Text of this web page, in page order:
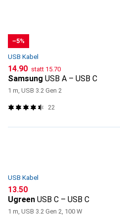
−5%
USB Kabel
CHF
14.90 statt CHF
15.70
Samsung USB A – USB C
1 m, USB 3.2 Gen 2
22
USB Kabel
CHF
13.50
Ugreen USB C – USB C
1 m, USB 3.2 Gen 2, 100 W